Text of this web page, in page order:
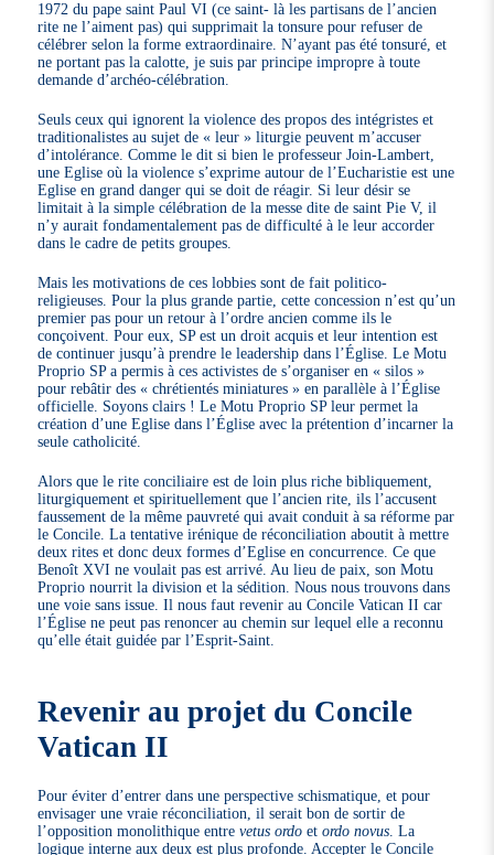
1972 du pape saint Paul VI (ce saint- là les partisans de l’ancien
rite ne l’aiment pas) qui supprimait la tonsure pour refuser de
célébrer selon la forme extraordinaire. N’ayant pas été tonsuré, et
ne portant pas la calotte, je suis par principe impropre à toute
demande d’archéo-célébration.
Seuls ceux qui ignorent la violence des propos des intégristes et
traditionalistes au sujet de « leur » liturgie peuvent m’accuser
d’intolérance. Comme le dit si bien le professeur Join-Lambert,
une Eglise où la violence s’exprime autour de l’Eucharistie est une
Eglise en grand danger qui se doit de réagir. Si leur désir se
limitait à la simple célébration de la messe dite de saint Pie V, il
n’y aurait fondamentalement pas de difficulté à le leur accorder
dans le cadre de petits groupes.
Mais les motivations de ces lobbies sont de fait politico-
religieuses. Pour la plus grande partie, cette concession n’est qu’un
premier pas pour un retour à l’ordre ancien comme ils le
conçoivent. Pour eux, SP est un droit acquis et leur intention est
de continuer jusqu’à prendre le leadership dans l’Église. Le Motu
Proprio SP a permis à ces activistes de s’organiser en « silos »
pour rebâtir des « chrétientés miniatures » en parallèle à l’Église
officielle. Soyons clairs ! Le Motu Proprio SP leur permet la
création d’une Eglise dans l’Église avec la prétention d’incarner la
seule catholicité.
Alors que le rite conciliaire est de loin plus riche bibliquement,
liturgiquement et spirituellement que l’ancien rite, ils l’accusent
faussement de la même pauvreté qui avait conduit à sa réforme par
le Concile. La tentative irénique de réconciliation aboutit à mettre
deux rites et donc deux formes d’Eglise en concurrence. Ce que
Benoît XVI ne voulait pas est arrivé. Au lieu de paix, son Motu
Proprio nourrit la division et la sédition. Nous nous trouvons dans
une voie sans issue. Il nous faut revenir au Concile Vatican II car
l’Église ne peut pas renoncer au chemin sur lequel elle a reconnu
qu’elle était guidée par l’Esprit-Saint.
Revenir au projet du Concile
Vatican II
Pour éviter d’entrer dans une perspective schismatique, et pour
envisager une vraie réconciliation, il serait bon de sortir de
l’opposition monolithique entrevetus ordo etordo novus . La
logique interne aux deux est plus profonde. Accepter le Concile